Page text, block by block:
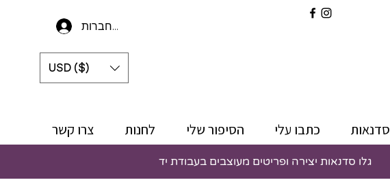
להתחברות
USD ($)
צרו קשר לחנות הסיפור שלי כתבו עלי סדנאות
גלו סדנאות יצירה ופריטים מעוצבים בעבודת יד